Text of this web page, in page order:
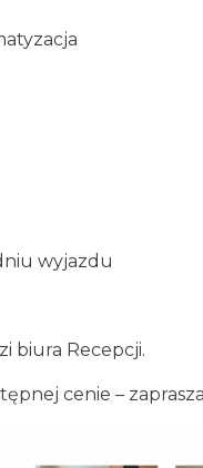
wyjazdu
biura Recepcji.
cenie –